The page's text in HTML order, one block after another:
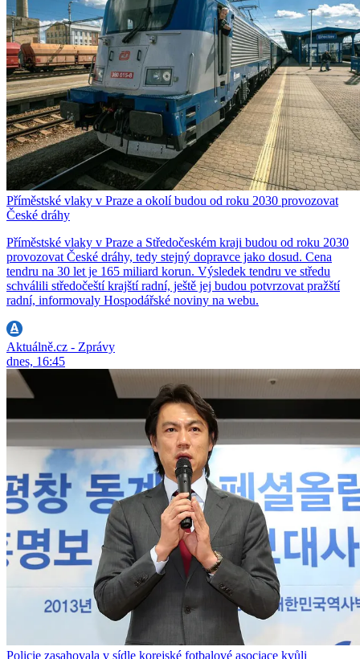
Příměstské vlaky v Praze a okolí budou od roku 2030 provozovat
České dráhy
Příměstské vlaky v Praze a Středočeském kraji budou od roku 2030
provozovat České dráhy, tedy stejný dopravce jako dosud. Cena
tendru na 30 let je 165 miliard korun. Výsledek tendru ve středu
schválili středočeští krajští radní, ještě jej budou potvrzovat pražští
radní, informovaly Hospodářské noviny na webu.
Aktuálně.cz - Zprávy
dnes, 16:45
Policie zasahovala v sídle korejské fotbalové asociace kvůli